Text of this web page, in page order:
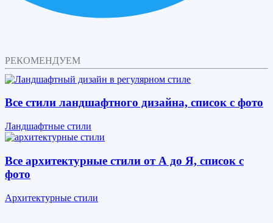
РЕКОМЕНДУЕМ
Все стили ландшафтного дизайна, список с фото
Ландшафтные стили
Все архитектурные стили от А до Я, список с
фото
Архитектурные стили